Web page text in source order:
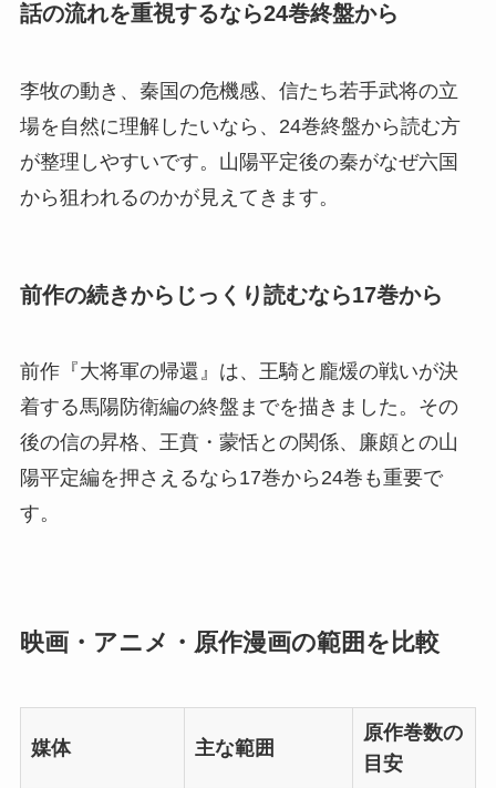
話の流れを重視するなら24巻終盤から
李牧の動き、秦国の危機感、信たち若手武将の立
場を自然に理解したいなら、24巻終盤から読む方
が整理しやすいです。山陽平定後の秦がなぜ六国
から狙われるのかが見えてきます。
前作の続きからじっくり読むなら17巻から
前作『大将軍の帰還』は、王騎と龐煖の戦いが決
着する馬陽防衛編の終盤までを描きました。その
後の信の昇格、王賁・蒙恬との関係、廉頗との山
陽平定編を押さえるなら17巻から24巻も重要で
す。
映画・アニメ・原作漫画の範囲を比較
媒体 主な範囲
原作巻数の
目安